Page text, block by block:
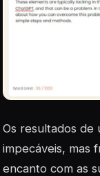
Os resultados de
impecáveis, mas
encanto com as